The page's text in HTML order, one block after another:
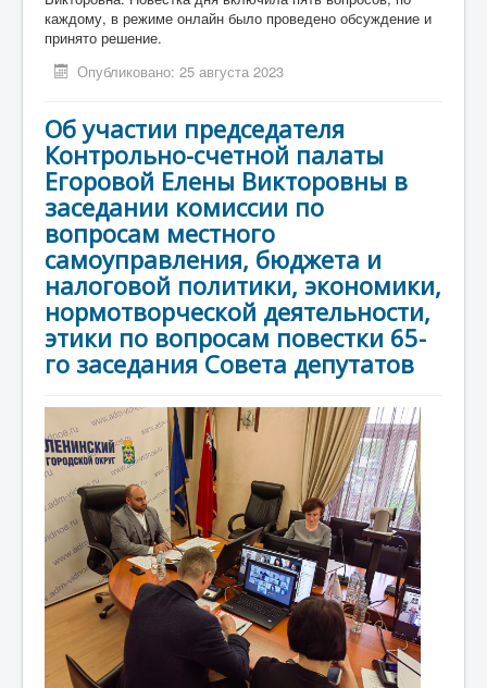
каждому, в режиме онлайн было проведено обсуждение и
принято решение.
Опубликовано: 25 августа 2023
Об участии председателя
Контрольно-счетной палаты
Егоровой Елены Викторовны в
заседании комиссии по
вопросам местного
самоуправления, бюджета и
налоговой политики, экономики,
нормотворческой деятельности,
этики по вопросам повестки 65-
го заседания Совета депутатов